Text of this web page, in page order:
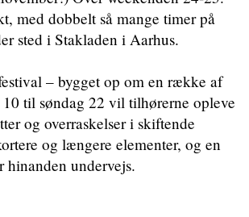
med dobbelt så mange timer på
sted i Stakladen i Aarhus.
– bygget op om en række af
til søndag 22 vil tilhørerne opleve
og overraskelser i skiftende
og længere elementer, og en
undervejs.